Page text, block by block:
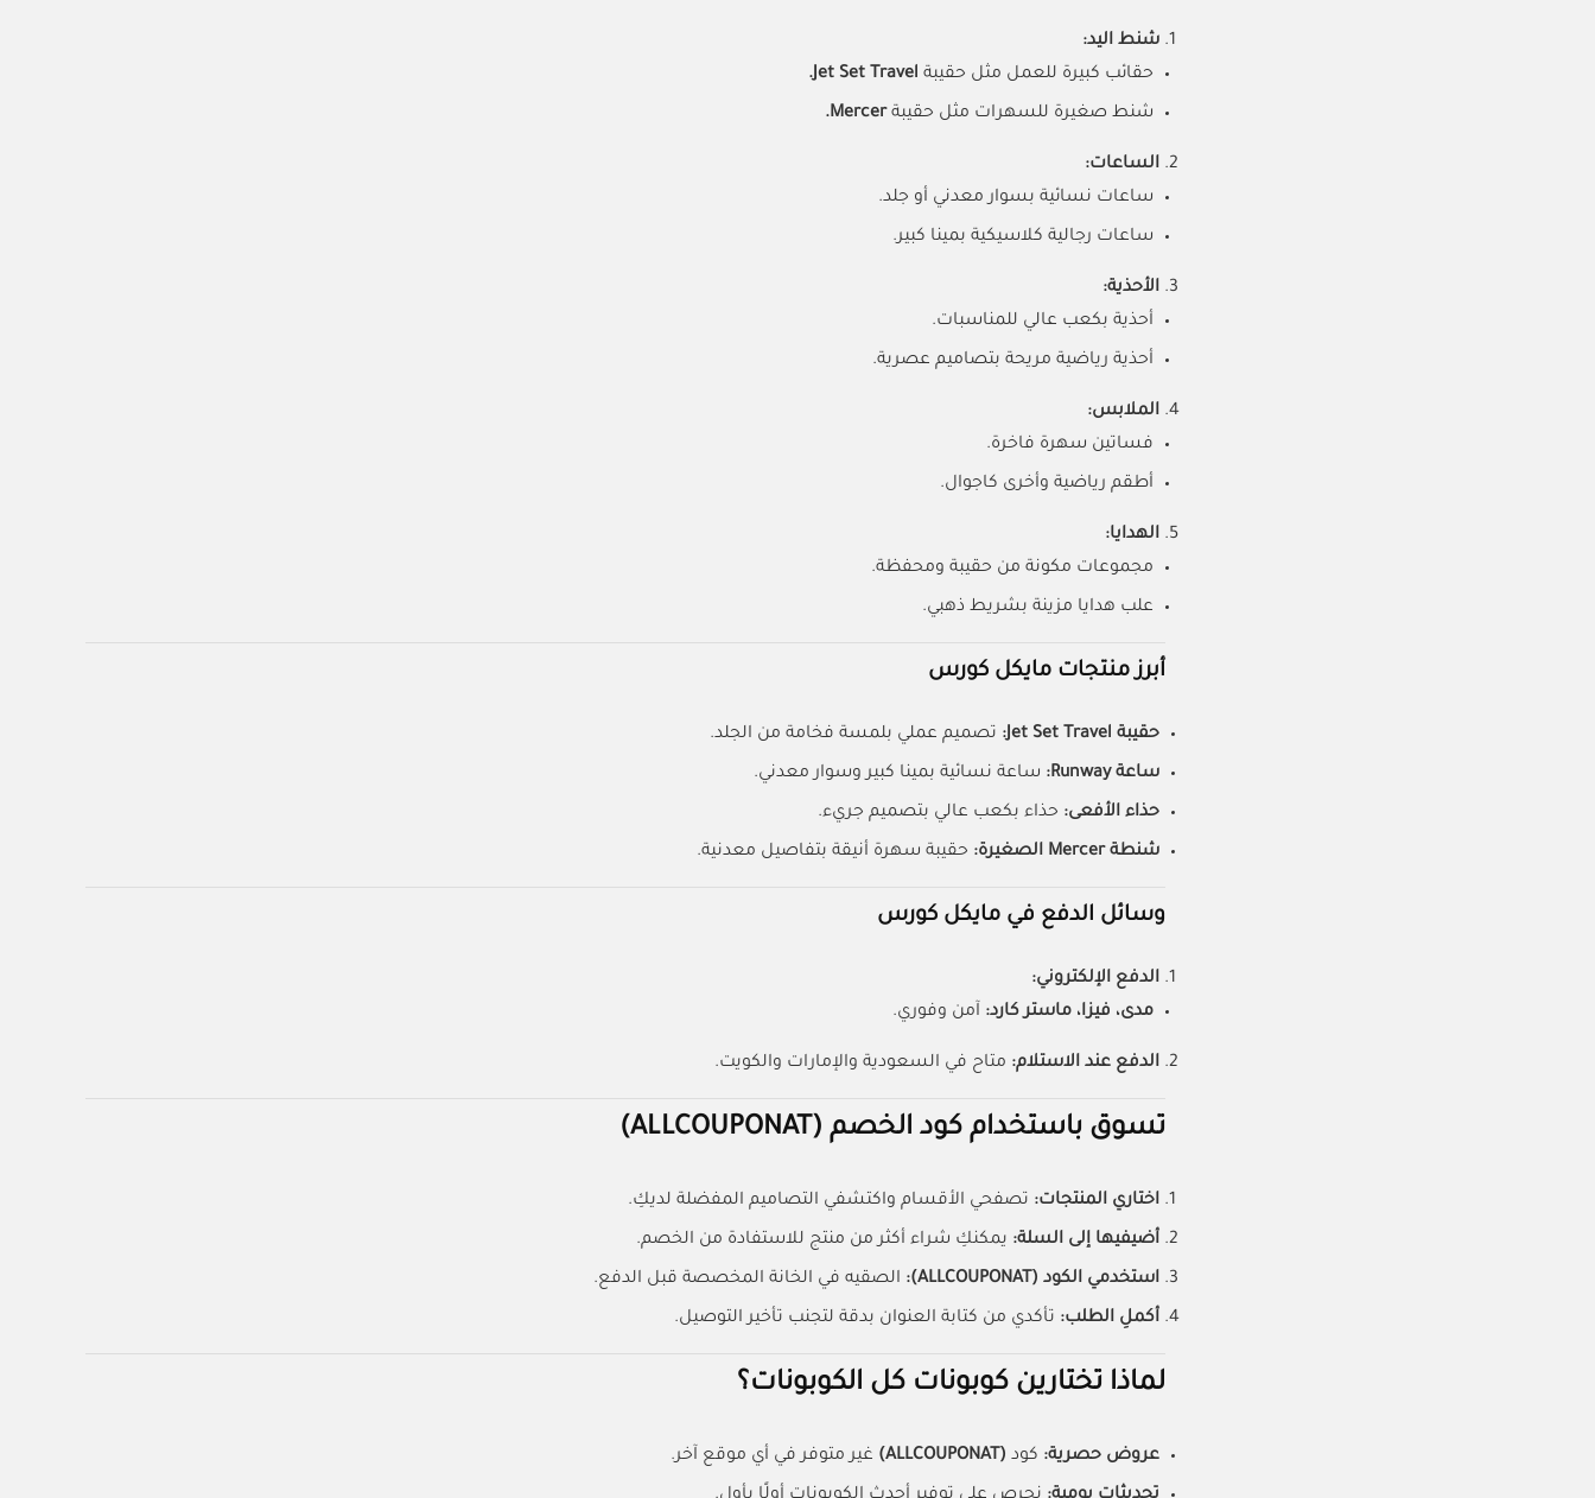
شنط اليد:
حقائب كبيرة للعمل مثل حقيبة Jet Set Travel.
شنط صغيرة للسهرات مثل حقيبةMercer.
الساعات:
ساعات نسائية بسوار معدني أو جلد.
ساعات رجالية كلاسيكية بمينا كبير.
الأحذية:
أحذية بكعب عالي للمناسبات.
أحذية رياضية مريحة بتصاميم عصرية.
الملابس:
فساتين سهرة فاخرة.
أطقم رياضية وأخرى كاجوال.
الهدايا:
مجموعات مكونة من حقيبة ومحفظة.
علب هدايا مزينة بشريط ذهبي.
أبرز منتجات مايكل كورس
حقيبة Jet Set Travel: تصميم عملي بلمسة فخامة من الجلد.
ساعة Runway: ساعة نسائية بمينا كبير وسوار معدني.
حذاء الأفعى: حذاء بكعب عالي بتصميم جريء.
شنطة Mercer الصغيرة: حقيبة سهرة أنيقة بتفاصيل معدنية.
وسائل الدفع في مايكل كورس
الدفع الإلكتروني:
مدى، فيزا، ماستر كارد: آمن وفوري.
الدفع عند الاستلام: متاح في السعودية والإمارات والكويت.
تسوق باستخدام كود الخصم (ALLCOUPONAT)
اختاري المنتجات: تصفحي الأقسام واكتشفي التصاميم المفضلة لديكِ.
أضيفيها إلى السلة: يمكنكِ شراء أكثر من منتج للاستفادة من الخصم.
استخدمي الكود (ALLCOUPONAT): الصقيه في الخانة المخصصة قبل الدفع.
أكملِ الطلب: تأكدي من كتابة العنوان بدقة لتجنب تأخير التوصيل.
لماذا تختارين كوبونات كل الكوبونات؟
عروض حصرية: كود (ALLCOUPONAT) غير متوفر في أي موقع آخر.